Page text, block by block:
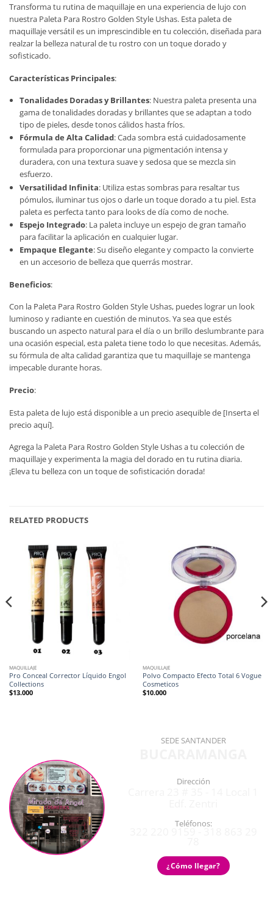
Transforma tu rutina de maquillaje en una experiencia de lujo con
nuestra Paleta Para Rostro Golden Style Ushas. Esta paleta de
maquillaje versátil es un imprescindible en tu colección, diseñada para
realzar la belleza natural de tu rostro con un toque dorado y
sofisticado.
Características Principales:
Tonalidades Doradas y Brillantes: Nuestra paleta presenta una
gama de tonalidades doradas y brillantes que se adaptan a todo
tipo de pieles, desde tonos cálidos hasta fríos.
Fórmula de Alta Calidad: Cada sombra está cuidadosamente
formulada para proporcionar una pigmentación intensa y
duradera, con una textura suave y sedosa que se mezcla sin
esfuerzo.
Versatilidad Infinita: Utiliza estas sombras para resaltar tus
pómulos, iluminar tus ojos o darle un toque dorado a tu piel. Esta
paleta es perfecta tanto para looks de día como de noche.
Espejo Integrado: La paleta incluye un espejo de gran tamaño
para facilitar la aplicación en cualquier lugar.
Empaque Elegante: Su diseño elegante y compacto la convierte
en un accesorio de belleza que querrás mostrar.
Beneficios:
Con la Paleta Para Rostro Golden Style Ushas, puedes lograr un look
luminoso y radiante en cuestión de minutos. Ya sea que estés
buscando un aspecto natural para el día o un brillo deslumbrante para
una ocasión especial, esta paleta tiene todo lo que necesitas. Además,
su fórmula de alta calidad garantiza que tu maquillaje se mantenga
impecable durante horas.
Precio:
Esta paleta de lujo está disponible a un precio asequible de [Inserta el
precio aquí].
Agrega la Paleta Para Rostro Golden Style Ushas a tu colección de
maquillaje y experimenta la magia del dorado en tu rutina diaria.
¡Eleva tu belleza con un toque de sofisticación dorada!
RELATED PRODUCTS
MAQUILLAJE
Pro Conceal Corrector Líquido Engol
Collections
$13.000
MAQUILLAJE
Polvo Compacto Efecto Total 6 Vogue
Cosmeticos
$10.000
SEDE SANTANDER
Dirección
Teléfonos:
322 220 9159 - 318 863 29
¿Cómo llegar?